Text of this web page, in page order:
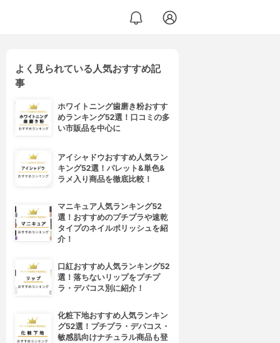
よく見られている人気おすすめ記
事
ホワイトニング歯磨き粉おすす
めランキング52選！口コミの多
い市販品を中心に
アイシャドウおすすめ人気ラン
キング52選！パレット&単色&
ラメ入り商品を徹底比較！
マニキュア人気ランキング52
選！おすすめのプチプラや速乾
タイプのネイルポリッシュを紹
介！
口紅おすすめ人気ランキング52
選！落ちないリップをプチプ
ラ・デパコス別に紹介！
化粧下地おすすめ人気ランキン
グ52選！プチプラ・デパコス・
敏感肌向けナチュラル商品も登